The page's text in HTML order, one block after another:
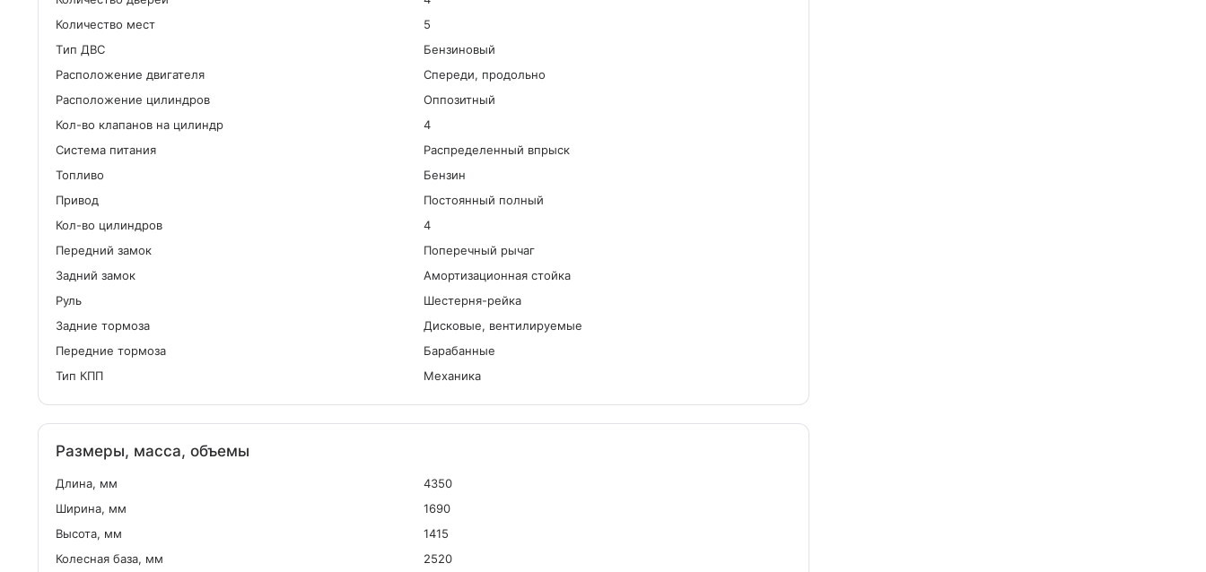
Количество мест
5
Tип ДВС
Бензиновый
Расположение двигателя
Спереди, продольно
Расположение цилиндров
Оппозитный
Кол-во клапанов на цилиндр
4
Система питания
Распределенный впрыск
Топливо
Бензин
Привод
Постоянный полный
Кол-во цилиндров
4
Передний замок
Поперечный рычаг
Задний замок
Амортизационная стойка
Руль
Шестерня-рейка
Задние тормоза
Дисковые, вентилируемые
Передние тормоза
Барабанные
Тип КПП
Механика
Размеры, масса, объемы
Длина, мм
4350
Ширина, мм
1690
Высота, мм
1415
Колесная база, мм
2520